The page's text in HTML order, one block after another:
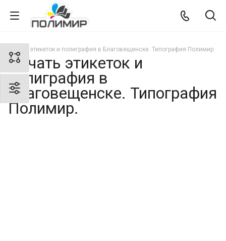
Печать этикеток и полиграфия в Благовещенске. Типография Полимир.
Печать этикеток и
полиграфия в
Благовещенске. Типография
Полимир.